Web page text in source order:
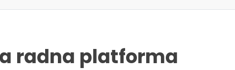
radna platforma